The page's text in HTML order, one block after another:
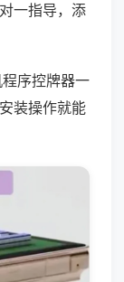
一指导，添
序控牌器一
装操作就能